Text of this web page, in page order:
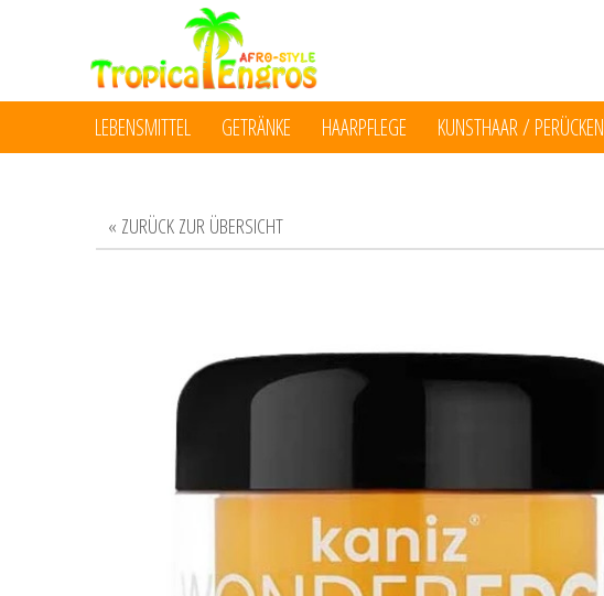
LEBENSMITTEL GETRÄNKE HAARPFLEGE KUNSTHAAR / PERÜCKEN
« ZURÜCK ZUR ÜBERSICHT